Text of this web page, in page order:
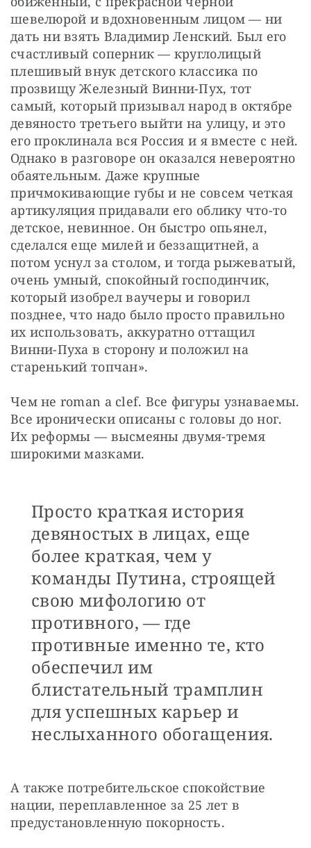
шевелюрой и вдохновенным лицом — ни
дать ни взять Владимир Ленский. Был его
счастливый соперник — круглолицый
плешивый внук детского классика по
прозвищу Железный Винни-Пух, тот
самый, который призывал народ в октябре
девяносто третьего выйти на улицу, и это
его проклинала вся Россия и я вместе с ней.
Однако в разговоре он оказался невероятно
обаятельным. Даже крупные
причмокивающие губы и не совсем четкая
артикуляция придавали его облику что-то
детское, невинное. Он быстро опьянел,
сделался еще милей и беззащитней, а
потом уснул за столом, и тогда рыжеватый,
очень умный, спокойный господинчик,
который изобрел ваучеры и говорил
позднее, что надо было просто правильно
их использовать, аккуратно оттащил
Винни-Пуха в сторону и положил на
старенький топчан».
Чем не roman a clef. Все фигуры узнаваемы.
Все иронически описаны с головы до ног.
Их реформы — высмеяны двумя-тремя
широкими мазками.
Просто краткая история
девяностых в лицах, еще
более краткая, чем у
команды Путина, строящей
свою мифологию от
противного, — где
противные именно те, кто
обеспечил им
блистательный трамплин
для успешных карьер и
неслыханного обогащения.
А также потребительское спокойствие
нации, переплавленное за 25 лет в
предустановленную покорность.